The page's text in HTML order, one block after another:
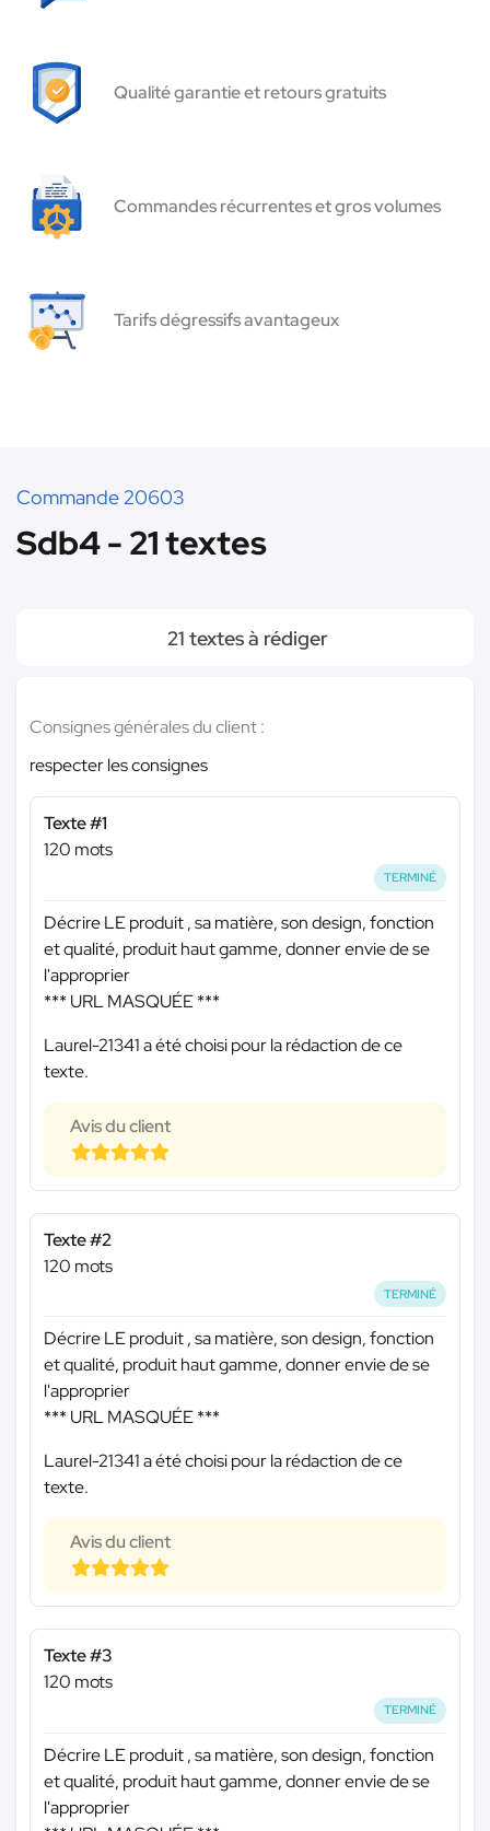
Qualité garantie et retours gratuits
Commandes récurrentes et gros volumes
Tarifs dégressifs avantageux
Commande 20603
Sdb4 - 21 textes
21 textes à rédiger
Consignes générales du client :
respecter les consignes
Texte #1
120 mots
TERMINÉ
Décrire LE produit , sa matière, son design, fonction
et qualité, produit haut gamme, donner envie de se
l'approprier
*** URL MASQUÉE ***
Laurel-21341 a été choisi pour la rédaction de ce
texte.
Avis du client
Texte #2
120 mots
TERMINÉ
Décrire LE produit , sa matière, son design, fonction
et qualité, produit haut gamme, donner envie de se
l'approprier
*** URL MASQUÉE ***
Laurel-21341 a été choisi pour la rédaction de ce
texte.
Avis du client
Texte #3
120 mots
TERMINÉ
Décrire LE produit , sa matière, son design, fonction
et qualité, produit haut gamme, donner envie de se
l'approprier